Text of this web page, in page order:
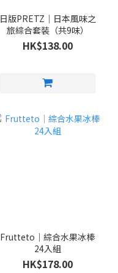
日版PRETZ｜日本風味之
旅綜合套裝（共9味）
HK$138.00
Frutteto｜綜合水果冰棒
24入組
HK$178.00